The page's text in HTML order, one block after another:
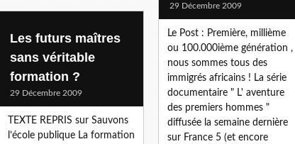
29 Décembre 2009
Le Post : Première, millième
ou 100.000ième génération ,
nous sommes tous des
immigrés africains ! La série
documentaire " L' aventure
des premiers hommes "
diffusée la semaine dernière
sur France 5 (et encore
Les futurs maîtres
sans véritable
formation ?
29 Décembre 2009
TEXTE REPRIS sur Sauvons
l’école publique La formation